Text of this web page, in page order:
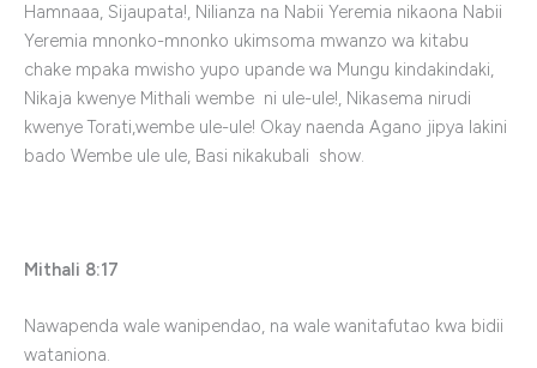
Hamnaaa, Sijaupata!, Nilianza na Nabii Yeremia nikaona Nabii
Yeremia mnonko-mnonko ukimsoma mwanzo wa kitabu
chake mpaka mwisho yupo upande wa Mungu kindakindaki,
Nikaja kwenye Mithali wembe ni ule-ule!, Nikasema nirudi
kwenye Torati,wembe ule-ule! Okay naenda Agano jipya lakini
bado Wembe ule ule, Basi nikakubali show.
Mithali 8:17
Nawapenda wale wanipendao, na wale wanitafutao kwa bidii
wataniona.